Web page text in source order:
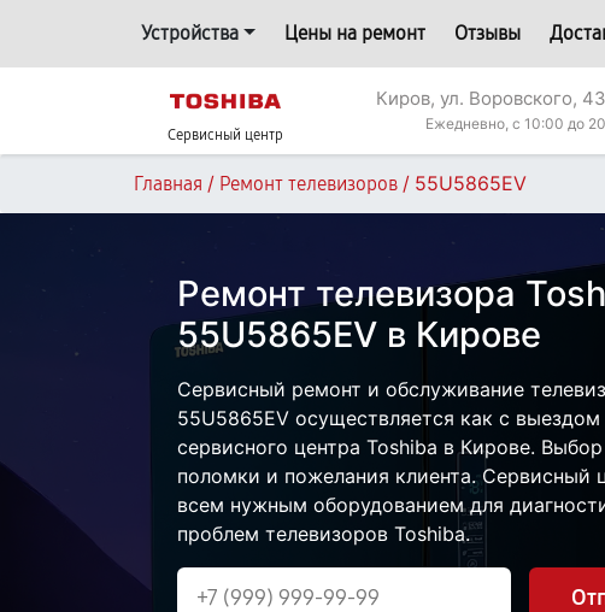
Устройства Цены на ремонт Отзывы
Сервисный центр
Киров, ул. Воровского, 43
Ежедневно, с 10:00 до
Главная / Ремонт телевизоров / 55U5865EV
Ремонт телевизора
55U5865EV в Кирове
Сервисный ремонт и обслуживание
55U5865EV осуществляется как с
сервисного центра Toshiba в Кирове.
поломки и пожелания клиента. Сервисный
всем нужным оборудованием для
проблем телевизоров Toshiba.